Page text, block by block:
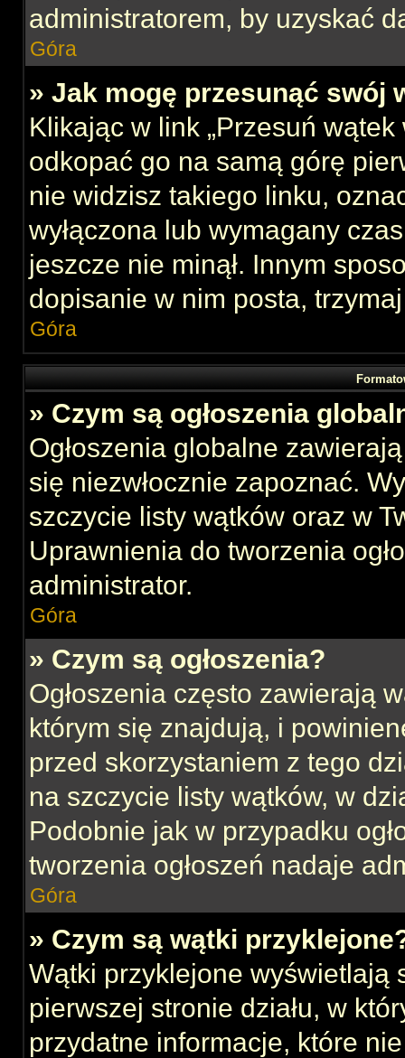
administratorem, by uzyskać
Góra
» Jak mogę przesunąć swój
Klikając w link „Przesuń
odkopać go na samą górę
nie widzisz takiego linku,
wyłączona lub wymagany
jeszcze nie minął. Innym
dopisanie w nim posta,
Góra
» Czym są ogłoszenia
Ogłoszenia globalne
się niezwłocznie zapoznać.
szczycie listy wątków oraz w
Uprawnienia do tworzenia
administrator.
Góra
» Czym są ogłoszenia?
Ogłoszenia często zawierają
którym się znajdują, i
przed skorzystaniem z tego
na szczycie listy wątków, w
Podobnie jak w przypadku
tworzenia ogłoszeń nadaje
Góra
» Czym są wątki
Wątki przyklejone wyświetlają
pierwszej stronie działu, w
przydatne informacje, które